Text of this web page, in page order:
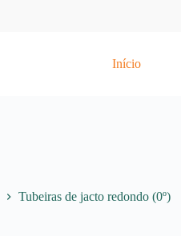
Início
Tubeiras de jacto redondo (0º)